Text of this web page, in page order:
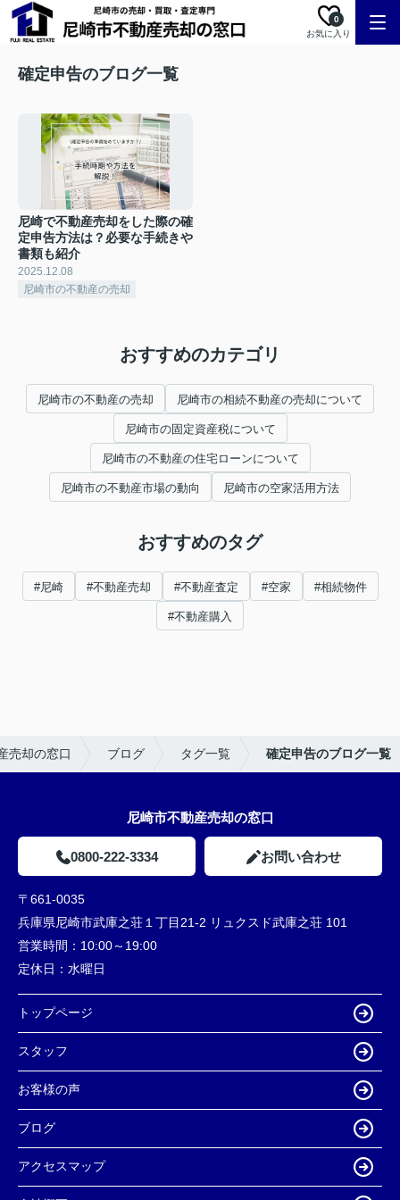
お気に入り
0
確定申告のブログ一覧
尼崎で不動産売却をした際の確
定申告方法は？必要な手続きや
書類も紹介
2025.12.08
尼崎市の不動産の売却
おすすめのカテゴリ
尼崎市の不動産の売却 尼崎市の相続不動産の売却について
尼崎市の固定資産税について
尼崎市の不動産の住宅ローンについて
尼崎市の不動産市場の動向 尼崎市の空家活用方法
おすすめのタグ
#尼崎 #不動産売却 #不動産査定 #空家 #相続物件
#不動産購入
売却の窓口 ブログ タグ一覧 確定申告のブログ一覧
尼崎市不動産売却の窓口
0800-222-3334 お問い合わせ
〒661-0035
兵庫県尼崎市武庫之荘１丁目21-2 リュクスド武庫之荘 101
営業時間： 10:00～19:00
定休日： 水曜日
トップページ
スタッフ
お客様の声
ブログ
アクセスマップ